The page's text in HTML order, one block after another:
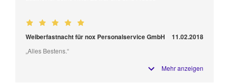
Weiberfastnacht für nox Personalservice GmbH 11.02.2018
„Alles Bestens.“
Mehr anzeigen